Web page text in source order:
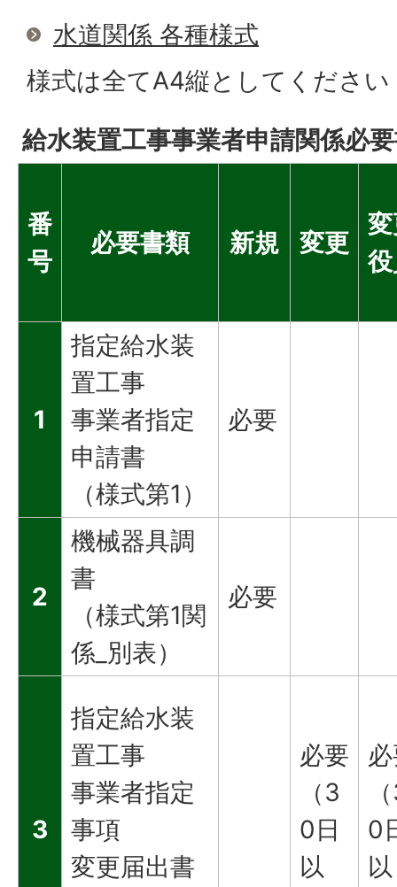
水道関係 各種様式
様式は全てA4縦としてください
給水装置工事事業者申請関係必
番
号
必要書類 新規 変更
1
指定給水装
置工事
事業者指定
申請書
（様式第1）
必要
2
機械器具調
書
（様式第1関
係_別表）
必要
3
指定給水装
置工事
事業者指定
事項
変更届出書
必要
（3
0日
以
0
以